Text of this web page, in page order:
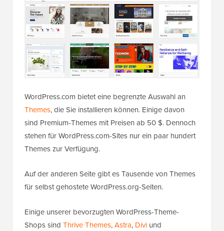
WordPress.com bietet eine begrenzte Auswahl an
Themes, die Sie installieren können. Einige davon
sind Premium-Themes mit Preisen ab 50 $. Dennoch
stehen für WordPress.com-Sites nur ein paar hundert
Themes zur Verfügung.
Auf der anderen Seite gibt es Tausende von Themes
für selbst gehostete WordPress.org-Seiten.
Einige unserer bevorzugten WordPress-Theme-
Shops sind Thrive Themes,Astra, Divi und